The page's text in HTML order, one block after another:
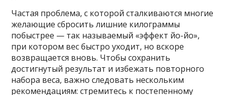
Частая проблема, с которой сталкиваются многие
желающие сбросить лишние килограммы
побыстрее — так называемый «эффект йо-йо»,
при котором вес быстро уходит, но вскоре
возвращается вновь. Чтобы сохранить
достигнутый результат и избежать повторного
набора веса, важно следовать нескольким
рекомендациям: стремитесь к постепенному